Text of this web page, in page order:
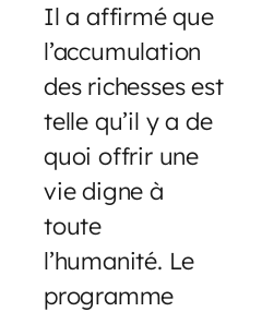
Il a affirmé que
l’accumulation
des richesses est
telle qu’il y a de
quoi offrir une
vie digne à
toute
l’humanité. Le
programme